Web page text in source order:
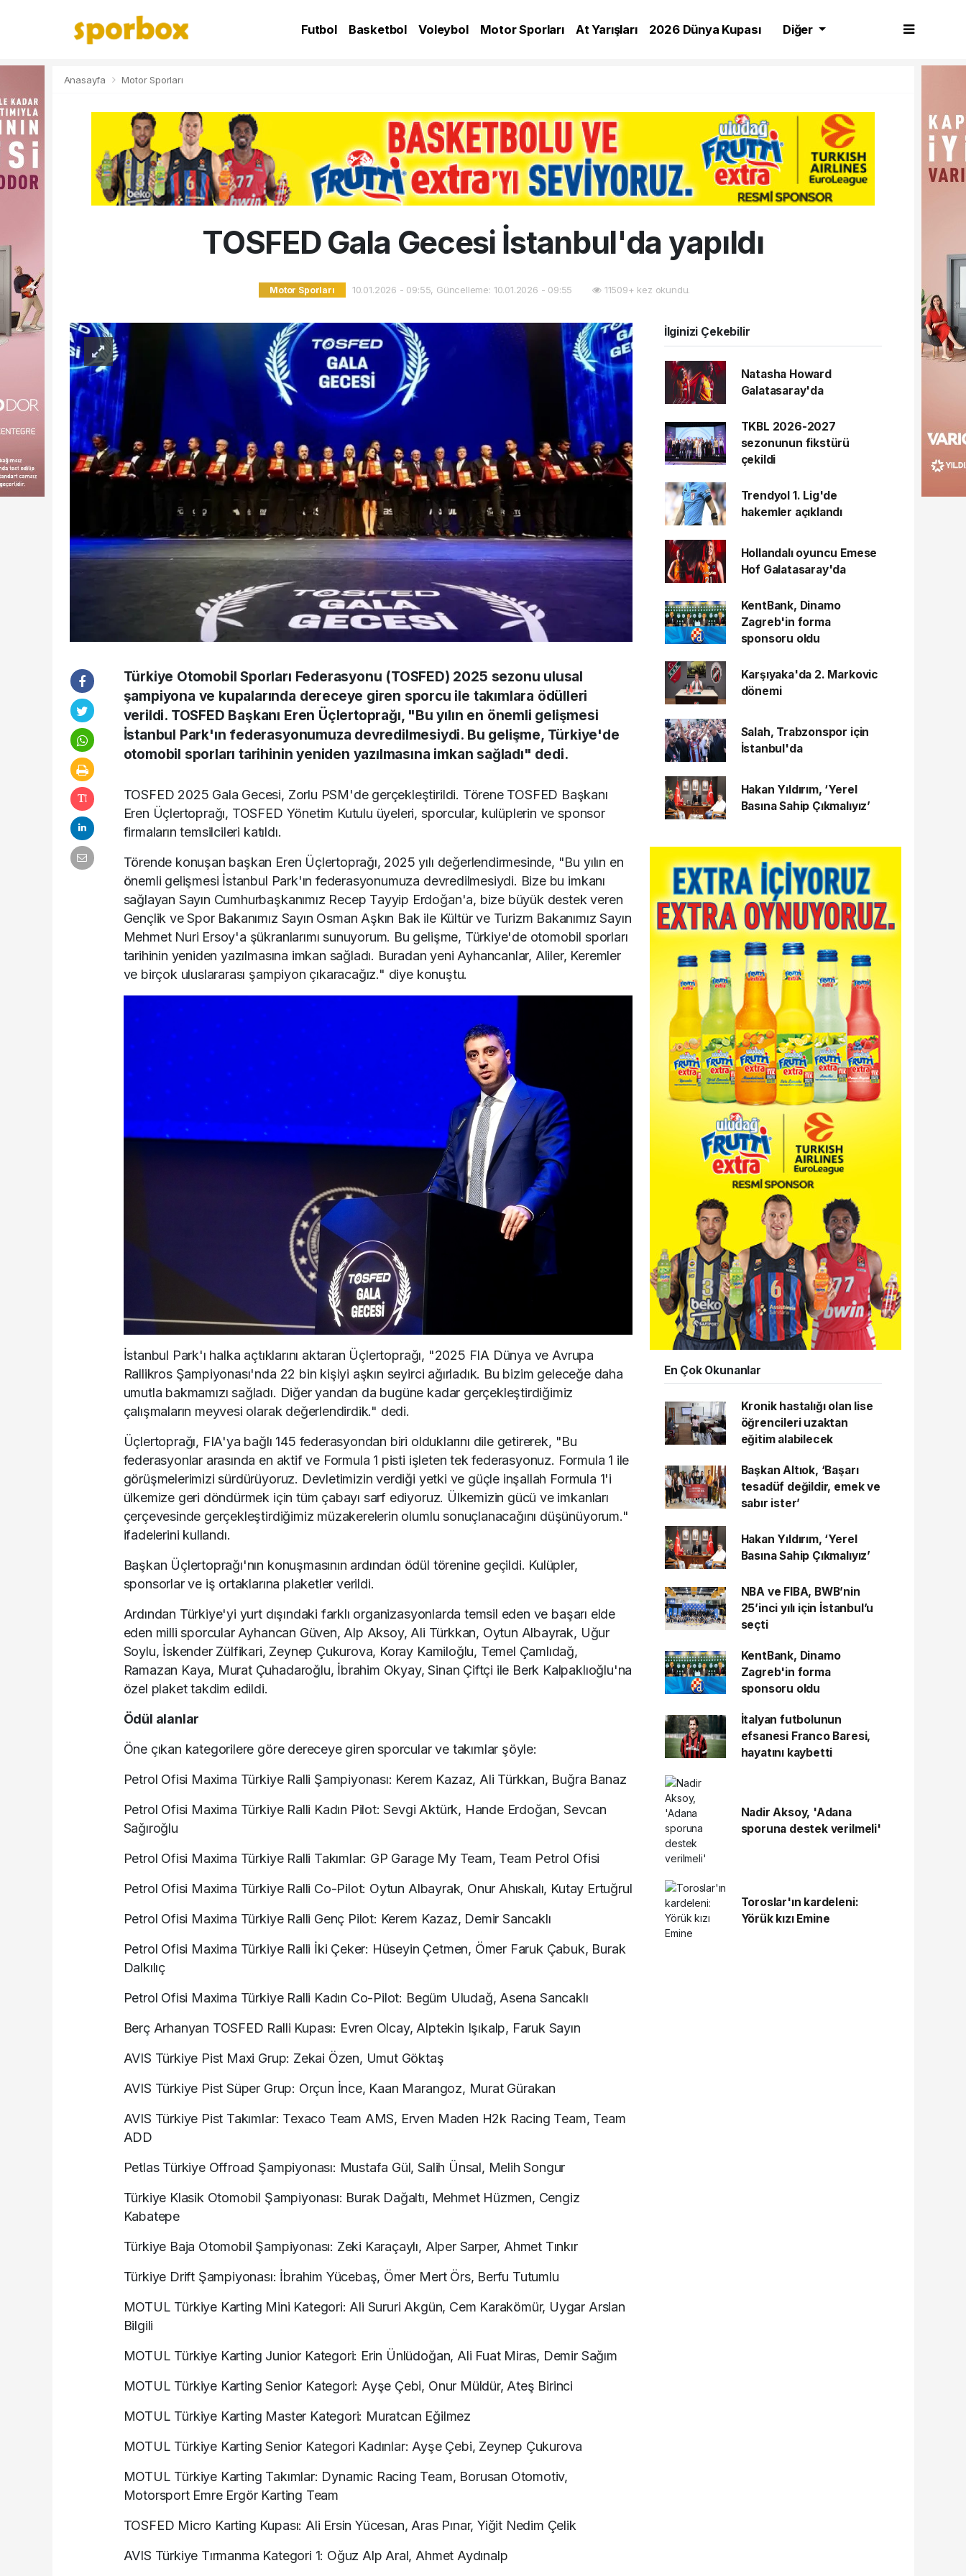
Futbol Basketbol Voleybol Motor Sporları At Yarışları
2026 Dünya Kupası
Diğer
Anasayfa Motor Sporları
TOSFED Gala Gecesi İstanbul'da yapıldı
Motor Sporları 10.01.2026 - 09:55, Güncelleme: 10.01.2026 - 09:55 11509+ kez okundu.
Türkiye Otomobil Sporları Federasyonu (TOSFED) 2025 sezonu ulusal
şampiyona ve kupalarında dereceye giren sporcu ile takımlara ödülleri
verildi. TOSFED Başkanı Eren Üçlertoprağı, "Bu yılın en önemli gelişmesi
İstanbul Park'ın federasyonumuza devredilmesiydi. Bu gelişme, Türkiye'de
otomobil sporları tarihinin yeniden yazılmasına imkan sağladı" dedi.
TOSFED 2025 Gala Gecesi, Zorlu PSM'de gerçekleştirildi. Törene TOSFED Başkanı
Eren Üçlertoprağı, TOSFED Yönetim Kutulu üyeleri, sporcular, kulüplerin ve sponsor
firmaların temsilcileri katıldı.
Törende konuşan başkan Eren Üçlertoprağı, 2025 yılı değerlendirmesinde, "Bu yılın en
önemli gelişmesi İstanbul Park'ın federasyonumuza devredilmesiydi. Bize bu imkanı
sağlayan Sayın Cumhurbaşkanımız Recep Tayyip Erdoğan'a, bize büyük destek veren
Gençlik ve Spor Bakanımız Sayın Osman Aşkın Bak ile Kültür ve Turizm Bakanımız Sayın
Mehmet Nuri Ersoy'a şükranlarımı sunuyorum. Bu gelişme, Türkiye'de otomobil sporları
tarihinin yeniden yazılmasına imkan sağladı. Buradan yeni Ayhancanlar, Aliler, Keremler
ve birçok uluslararası şampiyon çıkaracağız." diye konuştu.
İstanbul Park'ı halka açtıklarını aktaran Üçlertoprağı, "2025 FIA Dünya ve Avrupa
Rallikros Şampiyonası'nda 22 bin kişiyi aşkın seyirci ağırladık. Bu bizim geleceğe daha
umutla bakmamızı sağladı. Diğer yandan da bugüne kadar gerçekleştirdiğimiz
çalışmaların meyvesi olarak değerlendirdik." dedi.
Üçlertoprağı, FIA'ya bağlı 145 federasyondan biri olduklarını dile getirerek, "Bu
federasyonlar arasında en aktif ve Formula 1 pisti işleten tek federasyonuz. Formula 1 ile
görüşmelerimizi sürdürüyoruz. Devletimizin verdiği yetki ve güçle inşallah Formula 1'i
ülkemize geri döndürmek için tüm çabayı sarf ediyoruz. Ülkemizin gücü ve imkanları
çerçevesinde gerçekleştirdiğimiz müzakerelerin olumlu sonuçlanacağını düşünüyorum."
ifadelerini kullandı.
Başkan Üçlertoprağı'nın konuşmasının ardından ödül törenine geçildi. Kulüpler,
sponsorlar ve iş ortaklarına plaketler verildi.
Ardından Türkiye'yi yurt dışındaki farklı organizasyonlarda temsil eden ve başarı elde
eden milli sporcular Ayhancan Güven, Alp Aksoy, Ali Türkkan, Oytun Albayrak, Uğur
Soylu, İskender Zülfikari, Zeynep Çukurova, Koray Kamiloğlu, Temel Çamlıdağ,
Ramazan Kaya, Murat Çuhadaroğlu, İbrahim Okyay, Sinan Çiftçi ile Berk Kalpaklıoğlu'na
özel plaket takdim edildi.
Ödül alanlar
Öne çıkan kategorilere göre dereceye giren sporcular ve takımlar şöyle:
Petrol Ofisi Maxima Türkiye Ralli Şampiyonası: Kerem Kazaz, Ali Türkkan, Buğra Banaz
Petrol Ofisi Maxima Türkiye Ralli Kadın Pilot: Sevgi Aktürk, Hande Erdoğan, Sevcan
Sağıroğlu
Petrol Ofisi Maxima Türkiye Ralli Takımlar: GP Garage My Team, Team Petrol Ofisi
Petrol Ofisi Maxima Türkiye Ralli Co-Pilot: Oytun Albayrak, Onur Ahıskalı, Kutay Ertuğrul
Petrol Ofisi Maxima Türkiye Ralli Genç Pilot: Kerem Kazaz, Demir Sancaklı
Petrol Ofisi Maxima Türkiye Ralli İki Çeker: Hüseyin Çetmen, Ömer Faruk Çabuk, Burak
Dalkılıç
Petrol Ofisi Maxima Türkiye Ralli Kadın Co-Pilot: Begüm Uludağ, Asena Sancaklı
Berç Arhanyan TOSFED Ralli Kupası: Evren Olcay, Alptekin Işıkalp, Faruk Sayın
AVIS Türkiye Pist Maxi Grup: Zekai Özen, Umut Göktaş
AVIS Türkiye Pist Süper Grup: Orçun İnce, Kaan Marangoz, Murat Gürakan
AVIS Türkiye Pist Takımlar: Texaco Team AMS, Erven Maden H2k Racing Team, Team
ADD
Petlas Türkiye Offroad Şampiyonası: Mustafa Gül, Salih Ünsal, Melih Songur
Türkiye Klasik Otomobil Şampiyonası: Burak Dağaltı, Mehmet Hüzmen, Cengiz
Kabatepe
Türkiye Baja Otomobil Şampiyonası: Zeki Karaçaylı, Alper Sarper, Ahmet Tınkır
Türkiye Drift Şampiyonası: İbrahim Yücebaş, Ömer Mert Örs, Berfu Tutumlu
MOTUL Türkiye Karting Mini Kategori: Ali Sururi Akgün, Cem Karakömür, Uygar Arslan
Bilgili
MOTUL Türkiye Karting Junior Kategori: Erin Ünlüdoğan, Ali Fuat Miras, Demir Sağım
MOTUL Türkiye Karting Senior Kategori: Ayşe Çebi, Onur Müldür, Ateş Birinci
MOTUL Türkiye Karting Master Kategori: Muratcan Eğilmez
MOTUL Türkiye Karting Senior Kategori Kadınlar: Ayşe Çebi, Zeynep Çukurova
MOTUL Türkiye Karting Takımlar: Dynamic Racing Team, Borusan Otomotiv,
Motorsport Emre Ergör Karting Team
TOSFED Micro Karting Kupası: Ali Ersin Yücesan, Aras Pınar, Yiğit Nedim Çelik
AVIS Türkiye Tırmanma Kategori 1: Oğuz Alp Aral, Ahmet Aydınalp
İlginizi Çekebilir
Natasha Howard
Galatasaray'da
TKBL 2026-2027
sezonunun fikstürü
çekildi
Trendyol 1. Lig'de
hakemler açıklandı
Hollandalı oyuncu Emese
Hof Galatasaray'da
KentBank, Dinamo
Zagreb'in forma
sponsoru oldu
Karşıyaka'da 2. Markovic
dönemi
Salah, Trabzonspor için
İstanbul'da
Hakan Yıldırım, ‘Yerel
Basına Sahip Çıkmalıyız’
En Çok Okunanlar
Kronik hastalığı olan lise
öğrencileri uzaktan
eğitim alabilecek
Başkan Altıok, ‘Başarı
tesadüf değildir, emek ve
sabır ister’
Hakan Yıldırım, ‘Yerel
Basına Sahip Çıkmalıyız’
NBA ve FIBA, BWB’nin
25’inci yılı için İstanbul’u
seçti
KentBank, Dinamo
Zagreb'in forma
sponsoru oldu
İtalyan futbolunun
efsanesi Franco Baresi,
hayatını kaybetti
Nadir Aksoy, 'Adana
sporuna destek verilmeli'
Toroslar'ın kardeleni:
Yörük kızı Emine